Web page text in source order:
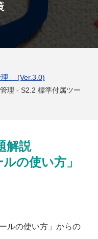
」 (Ver.3.0)
理 - S2.2 標準付属ツー
解説
の使い方」
ルの使い方」からの